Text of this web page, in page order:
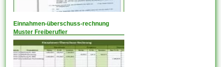
Einnahmen-überschuss-rechnung
Muster Freiberufler